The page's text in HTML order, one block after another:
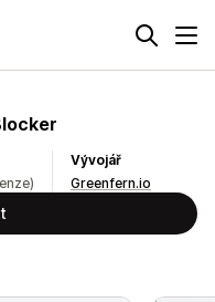
Vývojář
Greenfern.io